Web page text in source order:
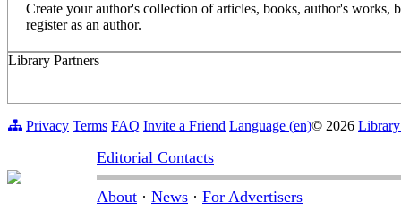
Create your author's collection of articles, books, author's
register as an author.
Library Partners
Privacy Terms FAQ Invite a Friend Language (en)© 2026
Editorial Contacts
About · News · For Advertisers